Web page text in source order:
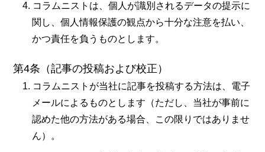
コラムニストは、個人が識別されるデータの提示に
関し、個人情報保護の観点から十分な注意を払い、
かつ責任を負うものとします。
第4条（記事の投稿および校正）
コラムニストが当社に記事を投稿する方法は、電子
メールによるものとします（ただし、当社が事前に
認めた他の方法がある場合、この限りではありませ
ん）。